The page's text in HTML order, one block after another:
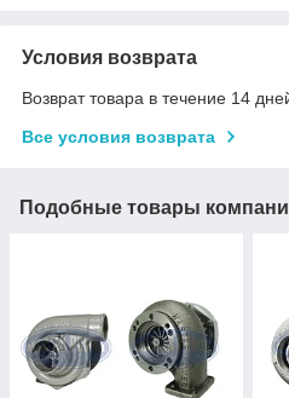
Условия возврата
Возврат товара в течение 14
Все условия возврата
Подобные товары